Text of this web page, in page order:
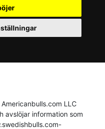
LLC
avslöjar information som